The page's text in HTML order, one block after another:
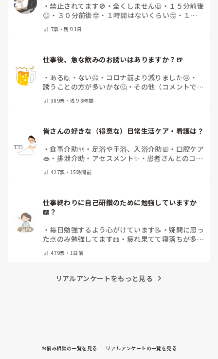
・禁止されてます🚫 ・ 全くしません🙅 ・ １５分前後
😊 ・ ３０分前後🤓 ・ １時間はないくらい🤔 ・ １時
7票・残り1日
仕事後、急な飲みのお誘いはありますか？🍺
・ ある🙋 ・ ない🙅 ・ コロナ前より減りました😢 ・
誘うことの方が多いかな🤔 ・ その他（コメントで教
389票・残り8時間
皆さんの好きな（得意な）日常生活ケア・看護は？
・食事介助🍴 ・ 足浴や手浴、入浴介助🛀 ・ 口腔ケア
👄 ・ 排泄介助・アセスメント✨ ・ 患者さんとのコミ
で教えてください）
427票・ 15時間前
仕事終わりに自己研鑽のために勉強していますか
📖？
・ 毎日勉強するよう心がけています📝 ・疑問に思っ
た点のみ勉強してます📖 ・ 疲れ果てて寝落ちが多い
（コメントで教えてください）
479票・ 1日前
リアルアンケートをもっと見る
お悩み相談の一覧を見る リアルアンケートの一覧を見る